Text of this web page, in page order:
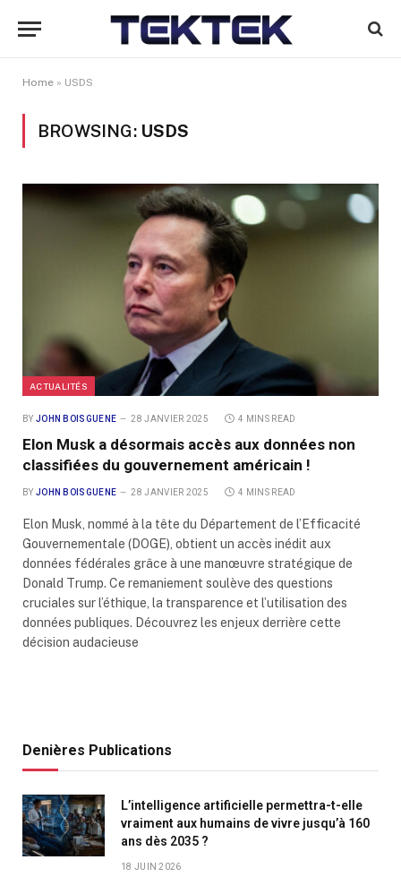
Home » USDS
BROWSING: USDS
ACTUALITÉS
BY JOHN BOISGUENE 28 JANVIER 2025 4 MINS READ
Elon Musk a désormais accès aux données non
classifiées du gouvernement américain !
BY JOHN BOISGUENE 28 JANVIER 2025 4 MINS READ
Elon Musk, nommé à la tête du Département de l’Efficacité
Gouvernementale (DOGE), obtient un accès inédit aux
données fédérales grâce à une manœuvre stratégique de
Donald Trump. Ce remaniement soulève des questions
cruciales sur l’éthique, la transparence et l’utilisation des
données publiques. Découvrez les enjeux derrière cette
décision audacieuse
Denières Publications
L’intelligence artificielle permettra-t-elle
vraiment aux humains de vivre jusqu’à 160
ans dès 2035 ?
18 JUIN 2026